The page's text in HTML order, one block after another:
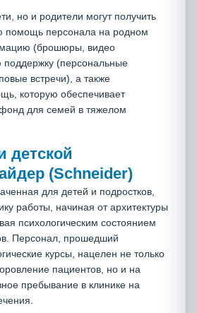
но и родители могут получить
помощь персонала на родном
(брошюры, видео
(персональные
встречи), а также
которую обеспечивает
для семей в тяжелом
детской
(Schneider)
для детей и подростков,
работы, начиная от архитектуры
психологическим состоянием
Персонал, прошедший
курсы, нацелен не только
пациентов, но и на
пребывание в клинике на